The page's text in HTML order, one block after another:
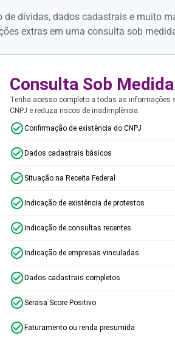
dívidas, dados cadastrais e muito
extras em uma consulta sob
Consulta Sob Medida
Tenha acesso completo a todas as informações
CNPJ e reduza riscos de inadimplência.
Confirmação de existência do CNPJ
Dados cadastrais básicos
Situação na Receita Federal
Indicação de existência de protestos
Indicação de consultas recentes
Indicação de empresas vinculadas
Dados cadastrais completos
Serasa Score Positivo
Faturamento ou renda presumida